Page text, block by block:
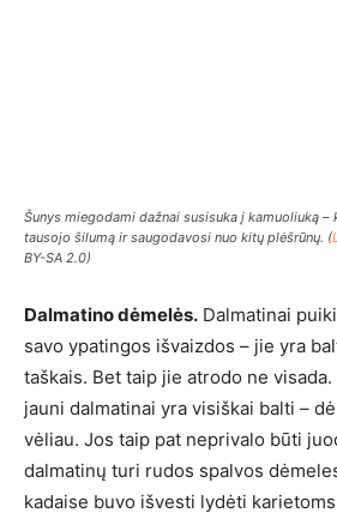
Šunys miegodami dažnai susisuka į kamuoliuką
tausojo šilumą ir saugodavosi nuo kitų plėšrūnų. (
BY-SA 2.0)
Dalmatino dėmelės. Dalmatinai
savo ypatingos išvaizdos – jie yra
taškais. Bet taip jie atrodo ne
jauni dalmatinai yra visiškai balti –
vėliau. Jos taip pat neprivalo būti
dalmatinų turi rudos spalvos
kadaise buvo išvesti lydėti